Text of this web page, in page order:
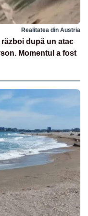
Realitatea din Austria
după un atac
Momentul a fost